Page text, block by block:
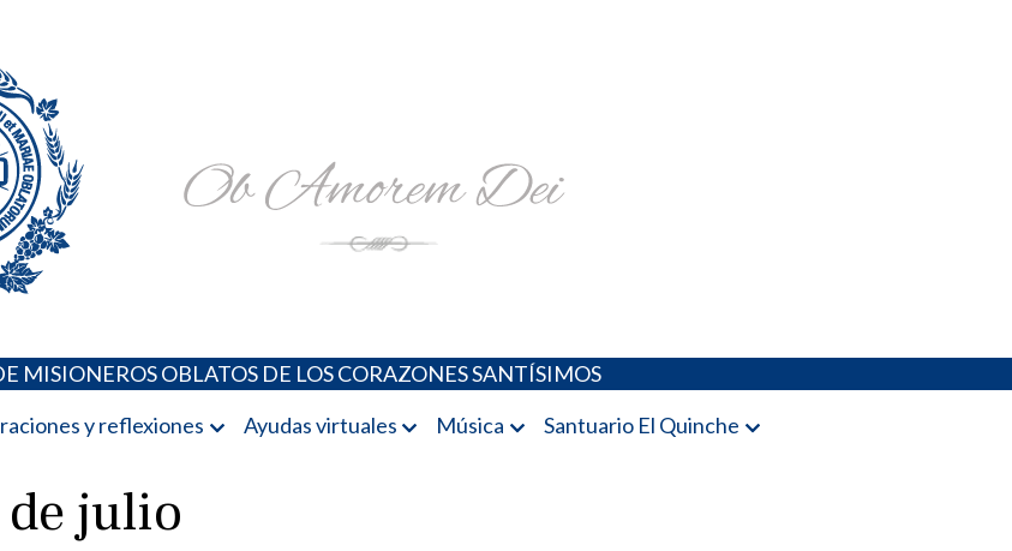
MISIONEROS OBLATOS DE LOS CORAZONES SANTÍSIMOS
y reflexiones Ayudas virtuales Música Santuario El Quinche
julio